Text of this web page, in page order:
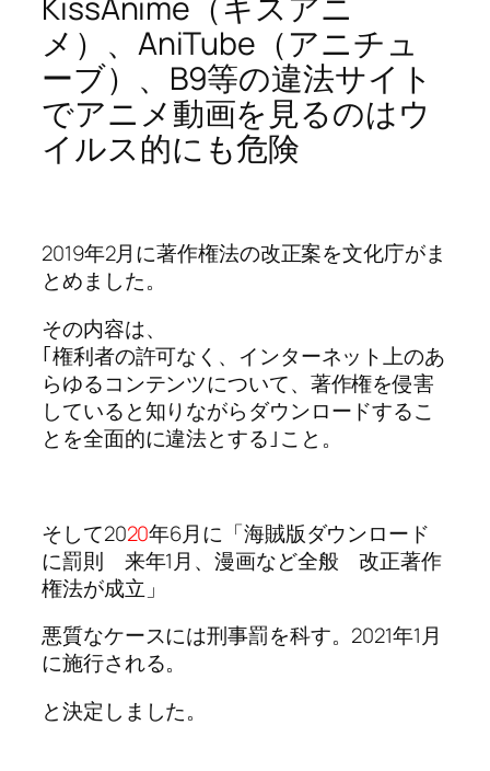
メ）、AniTube（アニチュ
ーブ）、B9等の違法サイト
でアニメ動画を見るのはウ
イルス的にも危険
2019年2月に著作権法の改正案を文化庁がま
とめました。
その内容は、
｢権利者の許可なく、インターネット上のあ
らゆるコンテンツについて、著作権を侵害
していると知りながらダウンロードするこ
とを全面的に違法とする｣こと。
そして2020年6月に「海賊版ダウンロード
に罰則 来年1月、漫画など全般 改正著作
権法が成立」
悪質なケースには刑事罰を科す。2021年1月
に施行される。
と決定しました。